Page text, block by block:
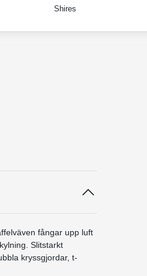
Shires
fångar upp luft
Slitstarkt
kryssgjordar, t-